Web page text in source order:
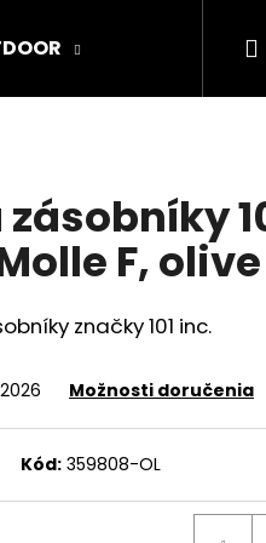
ARMY
F, olive
značky 101 inc.
Možnosti doručenia
Kód: 359808-OL